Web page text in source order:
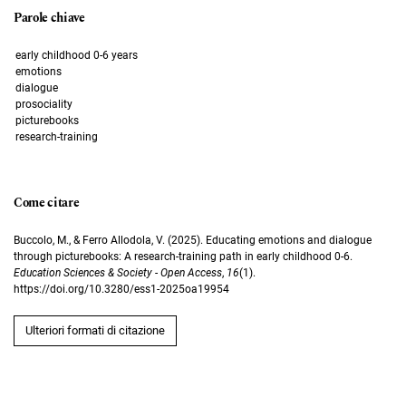
Parole chiave
early childhood 0-6 years
emotions
dialogue
prosociality
picturebooks
research-training
Come citare
Buccolo, M., & Ferro Allodola, V. (2025). Educating emotions and dialogue
through picturebooks: A research-training path in early childhood 0-6.
Education Sciences & Society - Open Access, 16(1).
https://doi.org/10.3280/ess1-2025oa19954
Ulteriori formati di citazione